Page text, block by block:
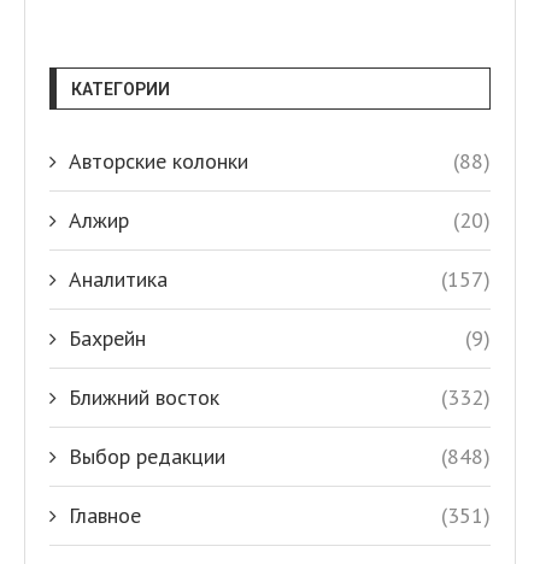
КАТЕГОРИИ
Авторские колонки (88)
Алжир (20)
Аналитика (157)
Бахрейн (9)
Ближний восток (332)
Выбор редакции (848)
Главное (351)